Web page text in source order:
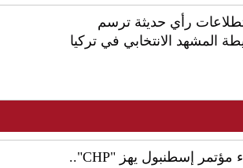
رأي حديثة ترسم
المشهد الانتخابي في تركيا
إلغاء مؤتمر إسطنبول يهز "CHP"..